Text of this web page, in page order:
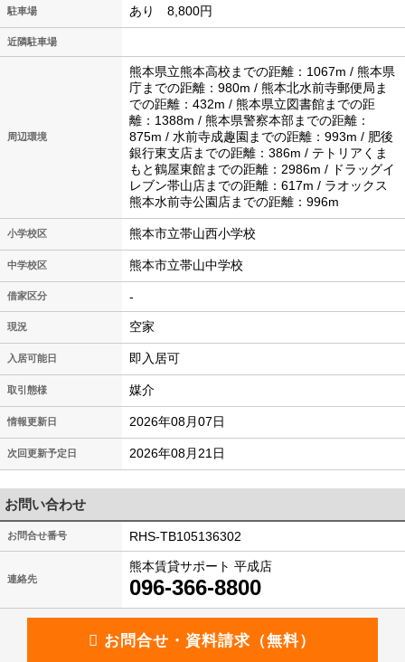
駐車場 あり 8,800円
近隣駐車場
周辺環境
熊本県立熊本高校までの距離：1067m / 熊本県
庁までの距離：980m / 熊本北水前寺郵便局ま
での距離：432m / 熊本県立図書館までの距
離：1388m / 熊本県警察本部までの距離：
875m / 水前寺成趣園までの距離：993m / 肥後
銀行東支店までの距離：386m / テトリアくま
もと鶴屋東館までの距離：2986m / ドラッグイ
レブン帯山店までの距離：617m / ラオックス
熊本水前寺公園店までの距離：996m
小学校区 熊本市立帯山西小学校
中学校区 熊本市立帯山中学校
借家区分 -
現況 空家
入居可能日 即入居可
取引態様 媒介
情報更新日 2026年08月07日
次回更新予定日 2026年08月21日
お問い合わせ
お問合せ番号 RHS-TB105136302
連絡先
熊本賃貸サポート 平成店
096-366-8800